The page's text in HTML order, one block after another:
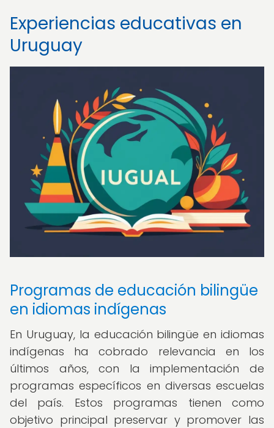
Experiencias educativas en
Uruguay
Programas de educación bilingüe
en idiomas indígenas
En Uruguay, la educación bilingüe en idiomas
indígenas ha cobrado relevancia en los
últimos años, con la implementación de
programas específicos en diversas escuelas
del país. Estos programas tienen como
objetivo principal preservar y promover las